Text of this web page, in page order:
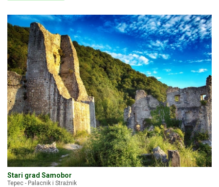
Stari grad Samobor
Tepec - Palacnik i Stražnik